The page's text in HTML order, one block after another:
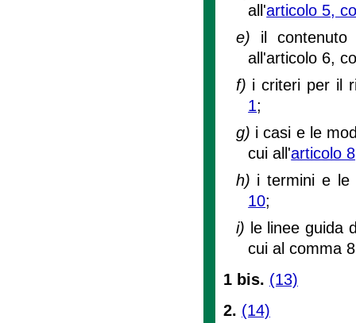
all'articolo 5,
e) il contenuto
all'articolo 6,
f) i criteri per il
1;
g) i casi e le
cui all'articolo
h) i termini e le
10;
i) le linee guida
cui al comma
1 bis. (13)
2. (14)